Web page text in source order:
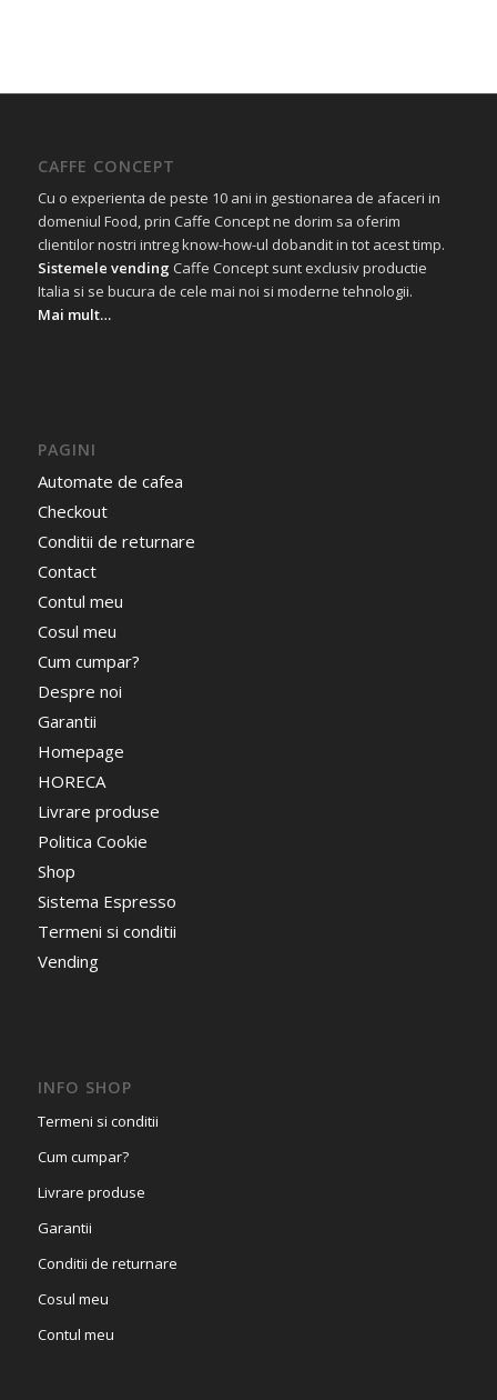
CAFFE CONCEPT
Cu o experienta de peste 10 ani in gestionarea de afaceri in
domeniul Food, prin Caffe Concept ne dorim sa oferim
clientilor nostri intreg know-how-ul dobandit in tot acest timp.
Sistemele vending Caffe Concept sunt exclusiv productie
Italia si se bucura de cele mai noi si moderne tehnologii.
Mai mult…
PAGINI
Automate de cafea
Checkout
Conditii de returnare
Contact
Contul meu
Cosul meu
Cum cumpar?
Despre noi
Garantii
Homepage
HORECA
Livrare produse
Politica Cookie
Shop
Sistema Espresso
Termeni si conditii
Vending
INFO SHOP
Termeni si conditii
Cum cumpar?
Livrare produse
Garantii
Conditii de returnare
Cosul meu
Contul meu